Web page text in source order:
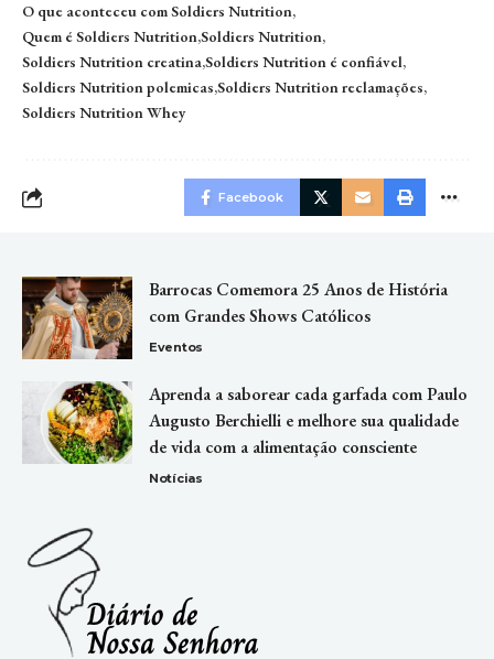
O que aconteceu com Soldiers Nutrition
Quem é Soldiers NutritionSoldiers Nutrition
Soldiers Nutrition creatinaSoldiers Nutrition é confiável
Soldiers Nutrition polemicas Soldiers Nutrition reclamações
Soldiers Nutrition Whey
Facebook
Barrocas Comemora 25 Anos de História
com Grandes Shows Católicos
Eventos
Aprenda a saborear cada garfada com Paulo
Augusto Berchielli e melhore sua qualidade
de vida com a alimentação consciente
Notícias